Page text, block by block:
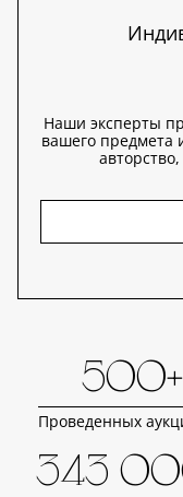
Наши эксперты
вашего предмета
500+
Проведенных
343